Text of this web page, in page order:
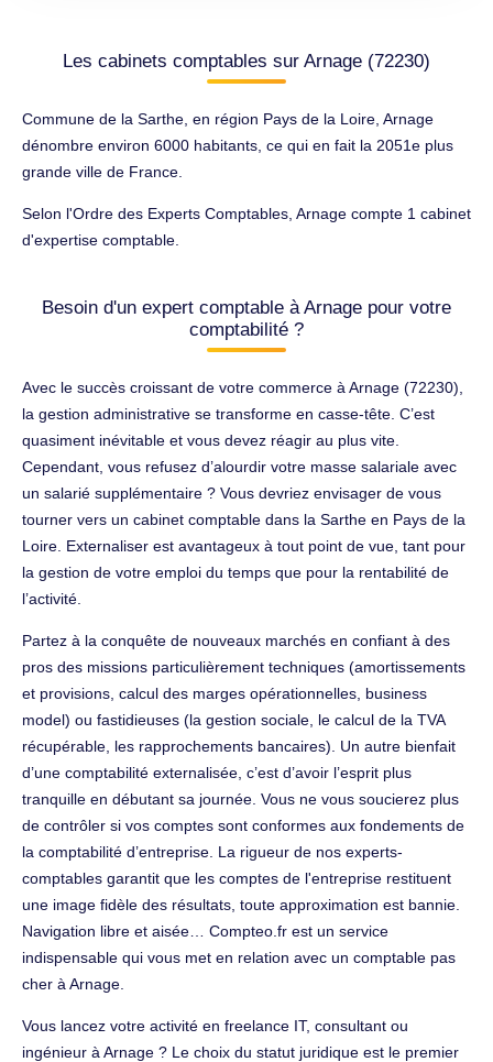
Les cabinets comptables sur Arnage (72230)
Commune de la Sarthe, en région Pays de la Loire, Arnage
dénombre environ 6000 habitants, ce qui en fait la 2051e plus
grande ville de France.
Selon l'Ordre des Experts Comptables, Arnage compte 1 cabinet
d'expertise comptable.
Besoin d'un expert comptable à Arnage pour votre
comptabilité ?
Avec le succès croissant de votre commerce à Arnage (72230),
la gestion administrative se transforme en casse-tête. C’est
quasiment inévitable et vous devez réagir au plus vite.
Cependant, vous refusez d’alourdir votre masse salariale avec
un salarié supplémentaire ? Vous devriez envisager de vous
tourner vers un cabinet comptable dans la Sarthe en Pays de la
Loire. Externaliser est avantageux à tout point de vue, tant pour
la gestion de votre emploi du temps que pour la rentabilité de
l’activité.
Partez à la conquête de nouveaux marchés en confiant à des
pros des missions particulièrement techniques (amortissements
et provisions, calcul des marges opérationnelles, business
model) ou fastidieuses (la gestion sociale, le calcul de la TVA
récupérable, les rapprochements bancaires). Un autre bienfait
d’une comptabilité externalisée, c’est d’avoir l’esprit plus
tranquille en débutant sa journée. Vous ne vous soucierez plus
de contrôler si vos comptes sont conformes aux fondements de
la comptabilité d’entreprise. La rigueur de nos experts-
comptables garantit que les comptes de l'entreprise restituent
une image fidèle des résultats, toute approximation est bannie.
Navigation libre et aisée… Compteo.fr est un service
indispensable qui vous met en relation avec un comptable pas
cher à Arnage.
Vous lancez votre activité en freelance IT, consultant ou
ingénieur à Arnage ? Le choix du statut juridique est le premier